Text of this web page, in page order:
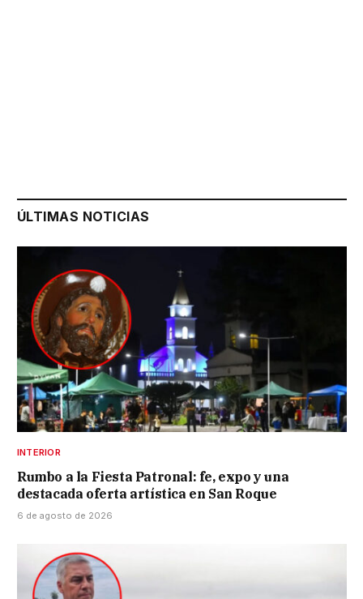
ÚLTIMAS NOTICIAS
INTERIOR
Rumbo a la Fiesta Patronal: fe, expo y una
destacada oferta artística en San Roque
6 de agosto de 2026